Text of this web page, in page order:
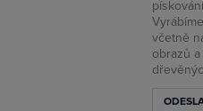
včetně
obrazů